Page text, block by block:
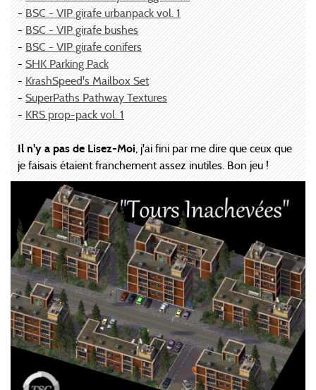
- BSC - VIP girafe urbanpack vol. 1
- BSC - VIP girafe bushes
- BSC - VIP girafe conifers
- SHK Parking Pack
- KrashSpeed's Mailbox Set
- SuperPaths Pathway Textures
- KRS prop-pack vol. 1
Il n'y a pas de Lisez-Moi, j'ai fini par me dire que ceux que
je faisais étaient franchement assez inutiles. Bon jeu !